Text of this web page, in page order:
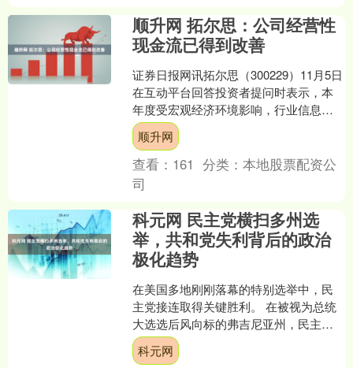
顺升网 拓尔思：公司经营性
现金流已得到改善
证券日报网讯拓尔思（300229）11月5日
在互动平台回答投资者提问时表示，本
年度受宏观经济环境影响，行业信息化
投入减缓或延后，公司减少低毛利业
务；同时受行业招....
顺升网
查看： 161 分类：本地股票配资公
司
科元网 民主党横扫多州选
举，共和党失利背后的政治
极化趋势
在美国多地刚刚落幕的特别选举中，民
主党接连取得关键胜利。 在被视为总统
大选选后风向标的弗吉尼亚州，民主党
一举赢下州长和总检察长等所有州级职
位。同时，新泽西州的民....
科元网